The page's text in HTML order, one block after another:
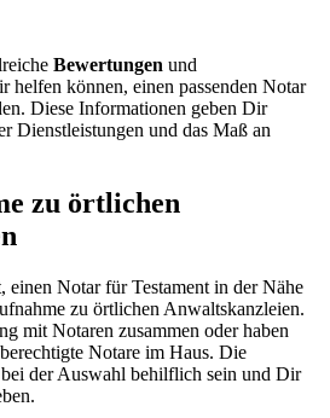
Bewertungen und
helfen können, einen passenden Notar
Diese Informationen geben Dir
Dienstleistungen und das Maß an
zu örtlichen
Notar für Testament in der Nähe
zu örtlichen Anwaltskanzleien.
mit Notaren zusammen oder haben
Notare im Haus. Die
der Auswahl behilflich sein und Dir